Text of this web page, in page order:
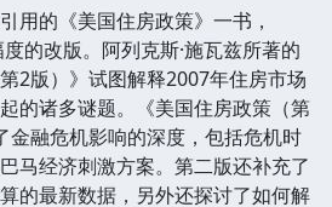
用的《美国住房政策》一书，
的改版。阿列克斯·施瓦兹所著的
2版）》试图解释2007年住房市场
的诸多谜题。《美国住房政策（第
金融危机影响的深度，包括危机时
马经济刺激方案。第二版还补充了
的最新数据，另外还探讨了如何解